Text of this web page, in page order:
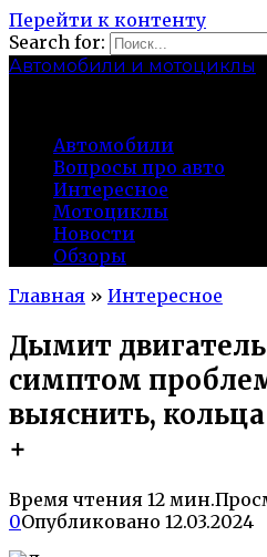
Перейти к контенту
Search for:
Автомобили и мотоциклы
Автомобили
Вопросы про авто
Интересное
Мотоциклы
Новости
Обзоры
Главная » Интересное
Дымит
симптом
выяснить,
+
Время чтения 12 мин.
0Опубликовано 12.03.2024